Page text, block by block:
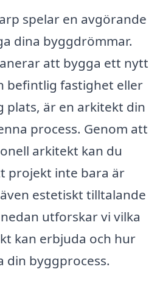
spelar en avgörande
dina byggdrömmar.
att bygga ett nytt
befintlig fastighet eller
plats, är en arkitekt din
process. Genom att
arkitekt kan du
projekt inte bara är
estetiskt tilltalande
utforskar vi vilka
kan erbjuda och hur
din byggprocess.